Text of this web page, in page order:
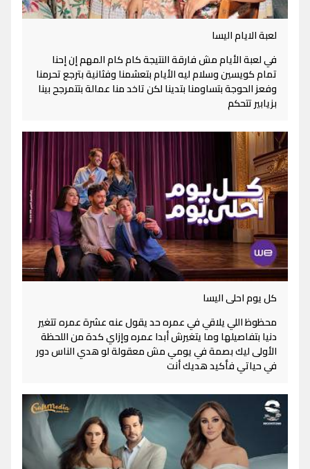
لعبة الايام اليسا
في لعبة الأيام مش فارقة النتيجة كام كام المهم إن إحنا
تمام كويسين وسلام ليه الأيام بتعشمنا وفثانية بترجع تحرمنا
وفعز الحوجة بتساومنا بتدينا لكن تاخد منا عمالة بتتمرجح بينا
بزيابير تتحكم
كل يوم احلى اليسا
محظوظ اللي يلاقي في عمره حد يقول عنه عشرة عمره تتغير
دنيا بتفاصيلها وما يتغيرش أبدا عمره وإزاي كدة من اللحظة
الأولى ليك بصمة في يومي مش معقولة لو هدي الناس دور
في حياتي فأكيد هديك أنت